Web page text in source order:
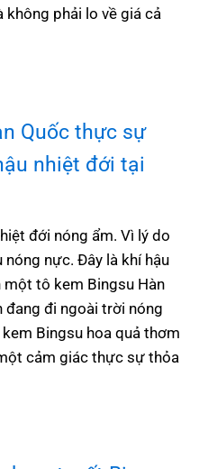
phải lo về giá cả
Quốc thực sự
nhiệt đới tại
đới nóng ẩm. Vì lý do
nóng nực. Đây là khí hậu
tô kem Bingsu Hàn
đang đi ngoài trời nóng
Bingsu hoa quả thơm
cảm giác thực sự thỏa